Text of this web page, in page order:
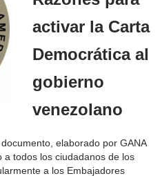
activar la Carta
Democrática al
gobierno
venezolano
elaborado por GANA
a todos los ciudadanos de los
a los Embajadores